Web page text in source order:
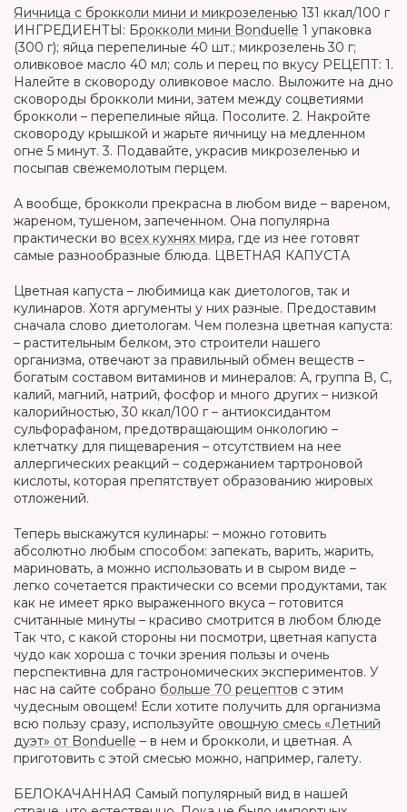
Яичница с брокколи мини и микрозеленью 131 ккал/100 г
ИНГРЕДИЕНТЫ: Брокколи мини Bonduelle 1 упаковка
(300 г); яйца перепелиные 40 шт.; микрозелень 30 г;
оливковое масло 40 мл; соль и перец по вкусу РЕЦЕПТ: 1.
Налейте в сковороду оливковое масло. Выложите на дно
сковороды брокколи мини, затем между соцветиями
брокколи – перепелиные яйца. Посолите. 2. Накройте
сковороду крышкой и жарьте яичницу на медленном
огне 5 минут. 3. Подавайте, украсив микрозеленью и
посыпав свежемолотым перцем.
А вообще, брокколи прекрасна в любом виде – вареном,
жареном, тушеном, запеченном. Она популярна
практически во всех кухнях мира, где из нее готовят
самые разнообразные блюда. ЦВЕТНАЯ КАПУСТА
Цветная капуста – любимица как диетологов, так и
кулинаров. Хотя аргументы у них разные. Предоставим
сначала слово диетологам. Чем полезна цветная капуста:
– растительным белком, это строители нашего
организма, отвечают за правильный обмен веществ –
богатым составом витаминов и минералов: А, группа В, С,
калий, магний, натрий, фосфор и много других – низкой
калорийностью, 30 ккал/100 г – антиоксидантом
сульфорафаном, предотвращающим онкологию –
клетчатку для пищеварения – отсутствием на нее
аллергических реакций – содержанием тартроновой
кислоты, которая препятствует образованию жировых
отложений.
Теперь выскажутся кулинары: – можно готовить
абсолютно любым способом: запекать, варить, жарить,
мариновать, а можно использовать и в сыром виде –
легко сочетается практически со всеми продуктами, так
как не имеет ярко выраженного вкуса – готовится
считанные минуты – красиво смотрится в любом блюде
Так что, с какой стороны ни посмотри, цветная капуста
чудо как хороша с точки зрения пользы и очень
перспективна для гастрономических экспериментов. У
нас на сайте собрано больше 70 рецептов с этим
чудесным овощем! Если хотите получить для организма
всю пользу сразу, используйте овощную смесь «Летний
дуэт» от Bonduelle – в нем и брокколи, и цветная. А
приготовить с этой смесью можно, например, галету.
БЕЛОКАЧАННАЯ Самый популярный вид в нашей